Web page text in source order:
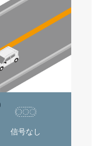
信号なし